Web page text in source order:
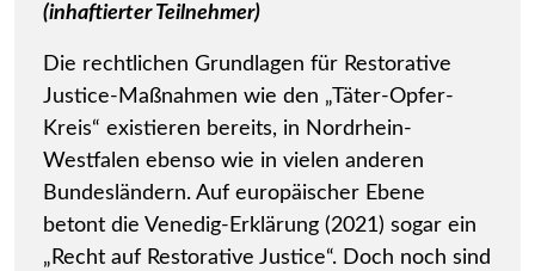
(inhaftierter Teilnehmer)
Die rechtlichen Grundlagen für Restorative
Justice-Maßnahmen wie den „Täter-Opfer-
Kreis“ existieren bereits, in Nordrhein-
Westfalen ebenso wie in vielen anderen
Bundesländern. Auf europäischer Ebene
betont die Venedig-Erklärung (2021) sogar ein
„Recht auf Restorative Justice“. Doch noch sind